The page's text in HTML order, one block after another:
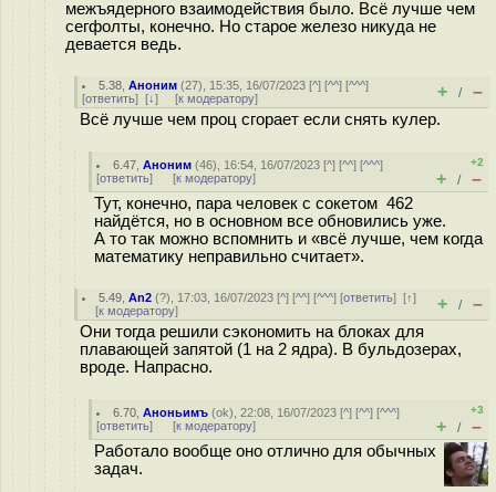
межъядерного взаимодействия было. Всё лучше чем
сегфолты, конечно. Но старое железо никуда не
девается ведь.
5.38 ,Аноним (27), 15:35, 16/07/2023 [^] [^^] [^^^]
[ответить] [↓] [к модератору] + / –
Всё лучше чем проц сгорает если снять кулер.
6.47 ,Аноним (46), 16:54, 16/07/2023 [^] [^^] [^^^]
[ответить] [к модератору]
+2
+ / –
Тут, конечно, пара человек с сокетом 462
найдётся, но в основном все обновились уже.
А то так можно вспомнить и «всё лучше, чем когда
математику неправильно считает».
5.49 ,An2 (?), 17:03, 16/07/2023 [^] [^^] [^^^] [ответить][↑]
[к модератору] + / –
Они тогда решили сэкономить на блоках для
плавающей запятой (1 на 2 ядра). В бульдозерах,
вроде. Напрасно.
6.70 ,Аноньимъ (ok), 22:08, 16/07/2023 [^] [^^] [^^^]
[ответить] [к модератору]
+3
+ / –
Работало вообще оно отлично для обычных
задач.